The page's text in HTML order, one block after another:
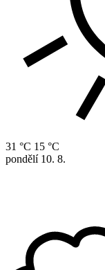
31 °C 15 °C
pondělí 10. 8.